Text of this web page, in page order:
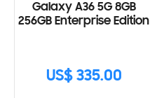
Galaxy A36 5G 8GB
256GB Enterprise Edition
US$ 335.00